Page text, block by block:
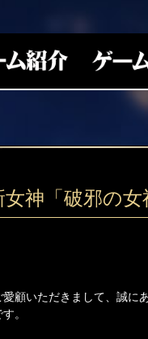
神「破邪の女
顧いただきまして、誠に
。